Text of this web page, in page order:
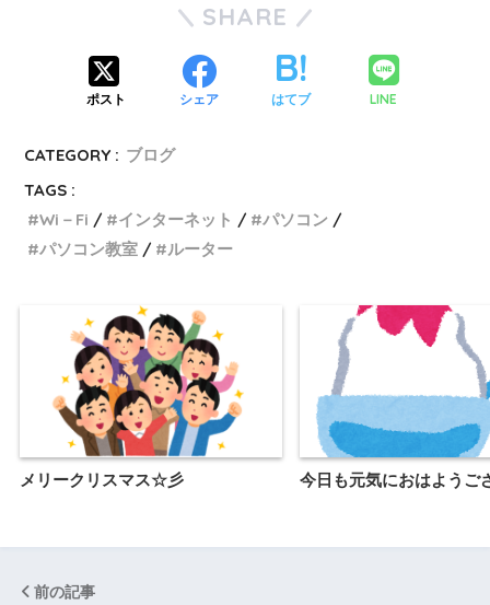
SHARE
ポスト シェア はてブ LINE
CATEGORY : ブログ
TAGS :
Wi－Fi
インターネット
パソコン
パソコン教室
ルーター
メリークリスマス☆彡 今日も元気におはようご
前の記事